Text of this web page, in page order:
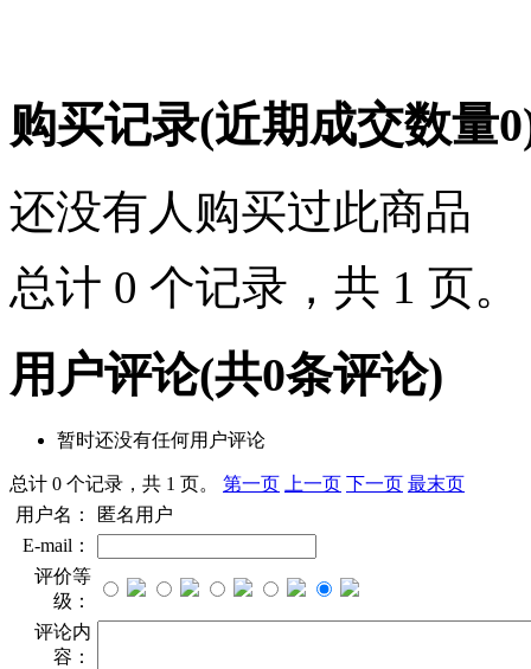
购买记录(近期成交数量0
还没有人购买过此商品
总计 0 个记录，共 1 页。
用户评论(共0条评论)
暂时还没有任何用户评论
总计 0 个记录，共 1 页。 第一页 上一页 下一页 最末页
用户名：
匿名用户
E-mail：
评价等
级：
评论内
容：